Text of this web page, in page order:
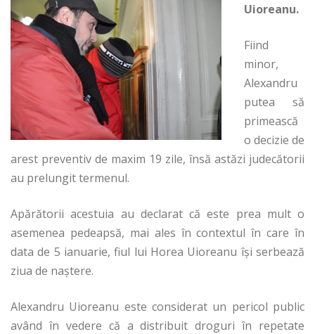
Uioreanu.
Fiind
minor,
Alexandru
putea să
primească
o decizie de
arest preventiv de maxim 19 zile, însă astăzi judecătorii
au prelungit termenul.
Apărătorii acestuia au declarat că este prea mult o
asemenea pedeapsă, mai ales în contextul în care în
data de 5 ianuarie, fiul lui Horea Uioreanu îşi serbează
ziua de naştere.
Alexandru Uioreanu este considerat un pericol public
având în vedere că a distribuit droguri în repetate